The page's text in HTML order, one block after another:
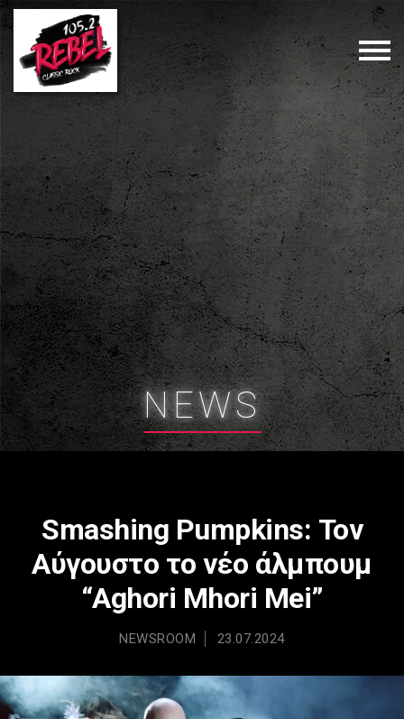
NEWS
Smashing Pumpkins: Τον
Αύγουστο το νέο άλμπουμ
“Aghori Mhori Mei”
NEWSROOM 23.07.2024